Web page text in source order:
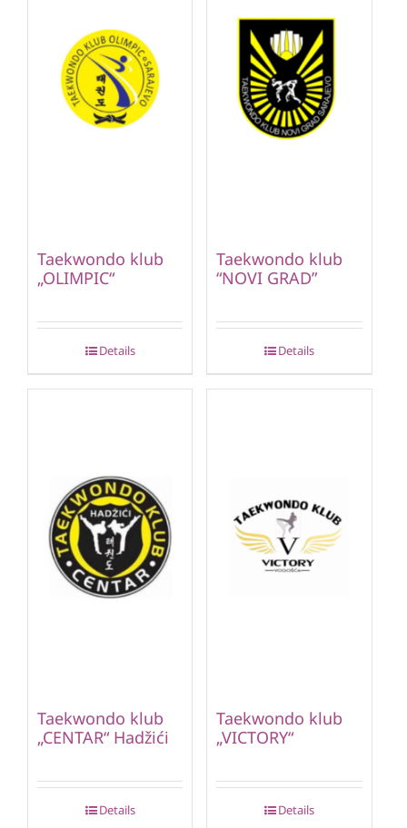
Taekwondo klub
„OLIMPIC“
Details
Taekwondo klub
“NOVI GRAD”
Details
Taekwondo klub
„CENTAR“ Hadžići
Details
Taekwondo klub
„VICTORY“
Details